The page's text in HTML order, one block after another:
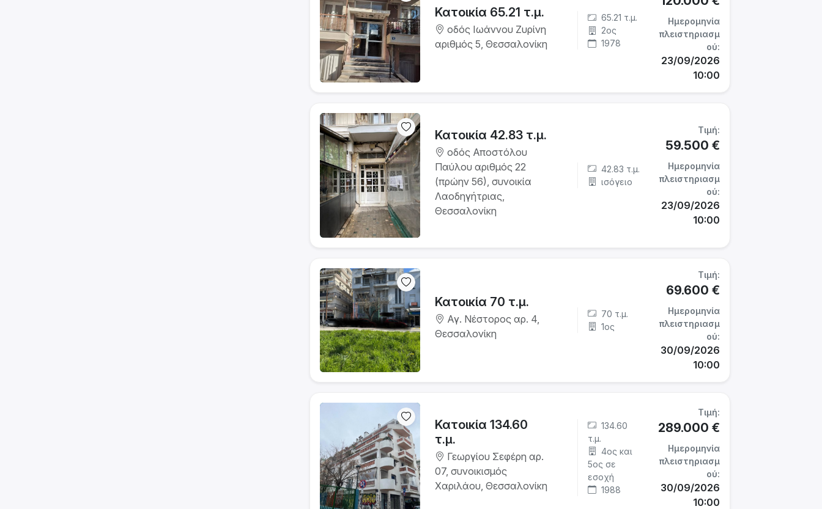
Κατοικία 65.21 τ.μ.
οδός Ιωάννου Ζυρίνη
αριθμός 5, Θεσσαλονίκη
65.21 τ.μ.
2ος
1978
Ημερομηνία
πλειστηριασμ
ού:
23/09/2026
10:00
Κατοικία 42.83 τ.μ.
οδός Αποστόλου
Παύλου αριθμός 22
(πρώην 56), συνοικία
Λαοδηγήτριας,
Θεσσαλονίκη
42.83 τ.μ.
ισόγειο
Τιμή:
59.500 €
Ημερομηνία
πλειστηριασμ
ού:
23/09/2026
10:00
Κατοικία 70 τ.μ.
Αγ. Νέστορος αρ. 4,
Θεσσαλονίκη
70 τ.μ.
1ος
Τιμή:
69.600 €
Ημερομηνία
πλειστηριασμ
ού:
30/09/2026
10:00
Κατοικία 134.60
τ.μ.
Γεωργίου Σεφέρη αρ.
07, συνοικισμός
Χαριλάου, Θεσσαλονίκη
134.60
τ.μ.
4ος και
5ος σε
εσοχή
1988
Τιμή:
289.000 €
Ημερομηνία
πλειστηριασμ
ού:
30/09/2026
10:00